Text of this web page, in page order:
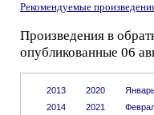
Рекомендуемые
Произведения в
опубликованные 06
2013
2014
2020
2021